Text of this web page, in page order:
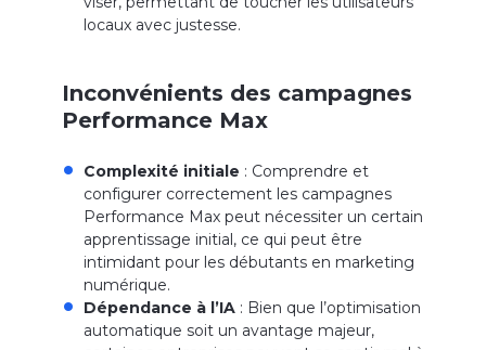
locaux avec justesse.
Inconvénients des campagnes
Performance Max
Complexité initiale : Comprendre et
configurer correctement les campagnes
Performance Max peut nécessiter un certain
apprentissage initial, ce qui peut être
intimidant pour les débutants en marketing
numérique.
Dépendance à l’IA: Bien que l’optimisation
automatique soit un avantage majeur,